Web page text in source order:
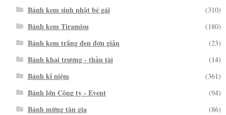
Bánh kem sinh nhật bé gái (310)
Bánh kem Tiramisu (180)
Bánh kem trắng đen đơn giản (23)
Bánh khai trương - thần tài (14)
Bánh kỉ niệm (361)
Bánh lớn Công ty - Event (94)
Bánh mừng tân gia (86)